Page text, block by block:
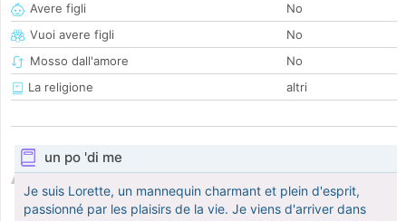
Avere figli
No
Vuoi avere figli
No
Mosso dall'amore
No
La religione
altri
un po 'di me
Je suis Lorette, un mannequin charmant et plein d'esprit,
passionné par les plaisirs de la vie. Je viens d'arriver dans